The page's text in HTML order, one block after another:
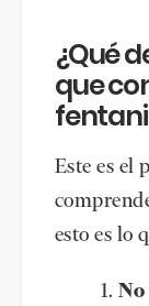
¿Qué
que
Este es el
esto es lo
No